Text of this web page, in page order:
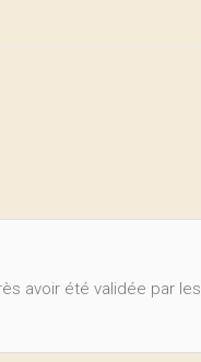
avoir été validée par les